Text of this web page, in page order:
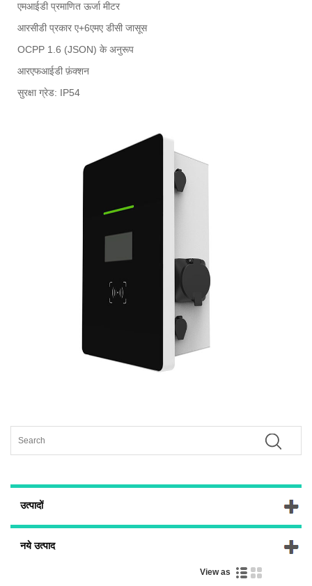
एमआईडी प्रमाणित ऊर्जा मीटर
आरसीडी प्रकार ए+6एमए डीसी जासूस
OCPP 1.6 (JSON) के अनुरूप
आरएफआईडी फ़ंक्शन
सुरक्षा ग्रेड: IP54
उत्पादों
नये उत्पाद
View as